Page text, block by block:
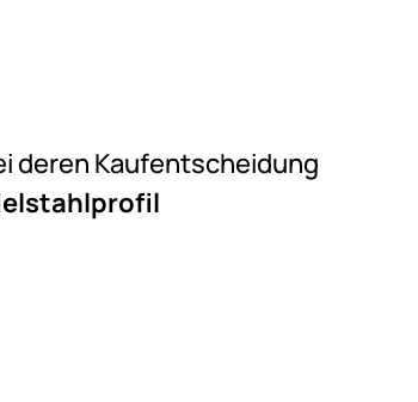
deren Kaufentscheidung